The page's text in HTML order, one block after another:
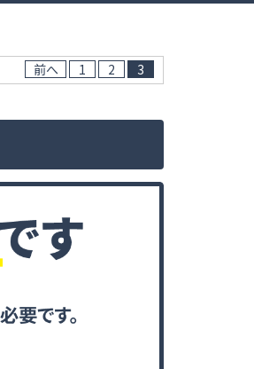
前へ 1 2
3